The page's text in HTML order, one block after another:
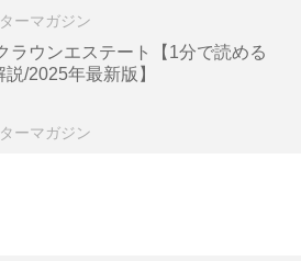
ーマガジン
ラウンエステート【1分で読める
説/2025年最新版】
ーマガジン